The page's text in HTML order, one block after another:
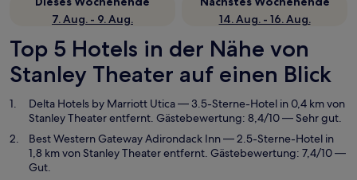
7. Aug. - 9. Aug.
14. Aug. - 16. Aug.
Top 5 Hotels in der Nähe von
Stanley Theater auf einen Blick
Delta Hotels by Marriott Utica— 3.5-Sterne-Hotel in 0,4 km von
Stanley Theater entfernt. Gästebewertung: 8,4/10 — Sehr gut.
Best Western Gateway Adirondack Inn— 2.5-Sterne-Hotel in
1,8 km von Stanley Theater entfernt. Gästebewertung: 7,4/10 —
Gut.